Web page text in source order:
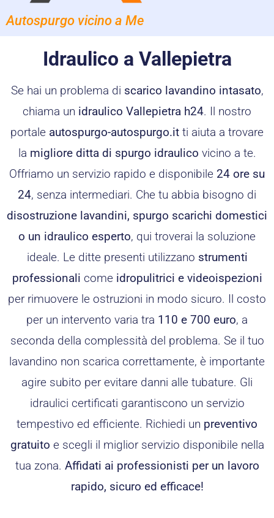
Autospurgo vicino a Me
Idraulico a Vallepietra
Se hai un problema di scarico lavandino intasato,
chiama un idraulico Vallepietra h24. Il nostro
portale autospurgo-autospurgo.it ti aiuta a trovare
la migliore ditta di spurgo idraulico vicino a te.
Offriamo un servizio rapido e disponibile 24 ore su
24, senza intermediari. Che tu abbia bisogno di
disostruzione lavandini, spurgo scarichi domestici
o un idraulico esperto, qui troverai la soluzione
ideale. Le ditte presenti utilizzano strumenti
professionali come idropulitrici e videoispezioni
per rimuovere le ostruzioni in modo sicuro. Il costo
per un intervento varia tra 110 e 700 euro, a
seconda della complessità del problema. Se il tuo
lavandino non scarica correttamente, è importante
agire subito per evitare danni alle tubature. Gli
idraulici certificati garantiscono un servizio
tempestivo ed efficiente. Richiedi un preventivo
gratuito e scegli il miglior servizio disponibile nella
tua zona. Affidati ai professionisti per un lavoro
rapido, sicuro ed efficace!